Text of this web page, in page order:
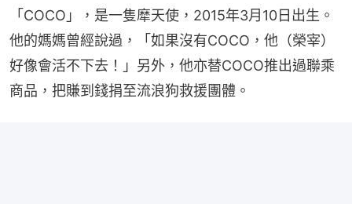
「COCO」，是一隻犘天使，2015年3月10日出生。
他的媽媽曾經說過，「如果沒有COCO，他（榮宰）
好像會活不下去！」另外，他亦替COCO推出過聯乘
商品，把賺到錢捐至流浪狗救援團體。